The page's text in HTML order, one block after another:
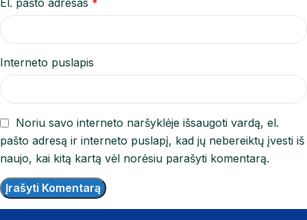
El. pašto adresas *
Interneto puslapis
Noriu savo interneto naršyklėje išsaugoti vardą, el.
pašto adresą ir interneto puslapį, kad jų nebereiktų įvesti iš
naujo, kai kitą kartą vėl norėsiu parašyti komentarą.